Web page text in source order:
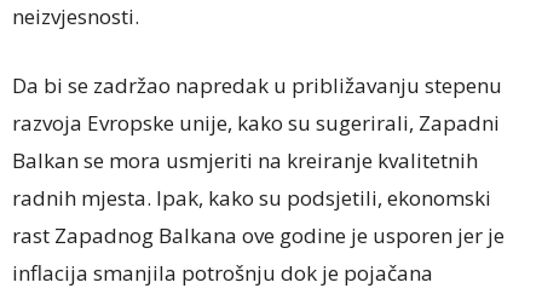
neizvjesnosti.
Da bi se zadržao napredak u približavanju stepenu
razvoja Evropske unije, kako su sugerirali, Zapadni
Balkan se mora usmjeriti na kreiranje kvalitetnih
radnih mjesta. Ipak, kako su podsjetili, ekonomski
rast Zapadnog Balkana ove godine je usporen jer je
inflacija smanjila potrošnju dok je pojačana